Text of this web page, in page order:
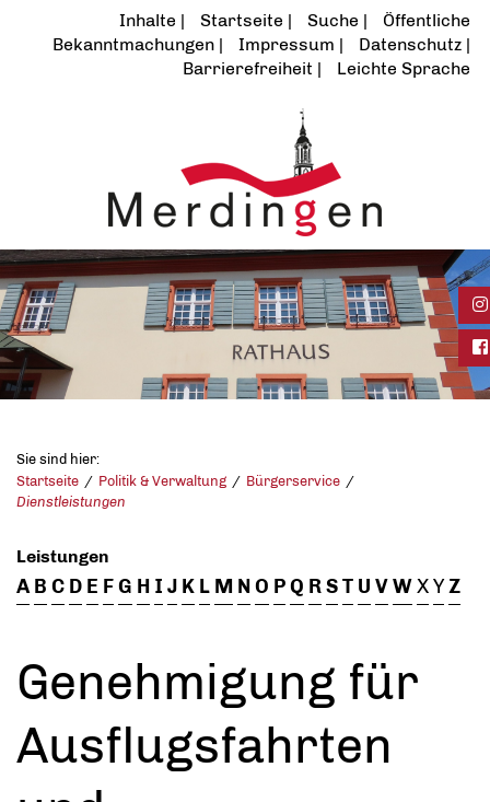
Inhalte Startseite Suche
Öffentliche
Bekanntmachungen
Impressum
Datenschutz
Barrierefreiheit
Leichte Sprache
Sie sind hier:
Startseite
Politik & Verwaltung
Bürgerservice
Dienstleistungen
Leistungen
A B C D E FG H I J K L M NO PQ RST U VWXYZ
Genehmigung für
Ausflugsfahrten